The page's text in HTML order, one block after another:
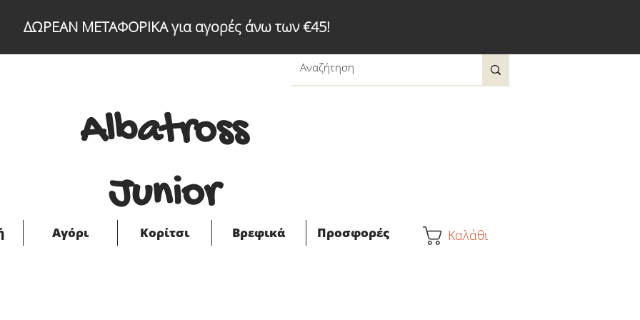
ΔΩΡΕΑΝ ΜΕΤΑΦΟΡΙΚΑ για αγορές άνω των €45!
Albatross
Junior
Αγόρι Κορίτσι Βρεφικά Προσφορές Καλάθι